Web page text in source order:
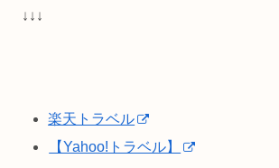
↓↓↓
楽天トラベル
【Yahoo!トラベル】